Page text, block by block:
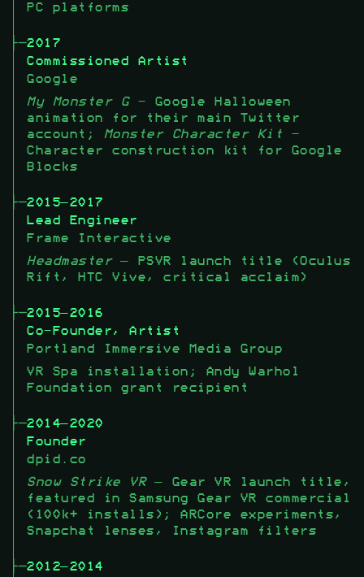
PC platforms
2017
Commissioned Artist
Google
My Monster G- Google Halloween
animation for their main Twitter
account;
Monster Character Kit -
Character construction kit for Google
Blocks
2015–2017
Lead Engineer
Frame Interactive
Headmaster– PSVR launch title (Oculus
Rift, HTC Vive, critical acclaim)
2015–2016
Co-Founder, Artist
Portland Immersive Media Group
VR Spa installation; Andy Warhol
Foundation grant recipient
2014–2020
Founder
dpid.co
Snow Strike VR– Gear VR launch title,
featured in Samsung Gear VR commercial
(100k+ installs); ARCore experiments,
Snapchat lenses, Instagram filters
2012–2014